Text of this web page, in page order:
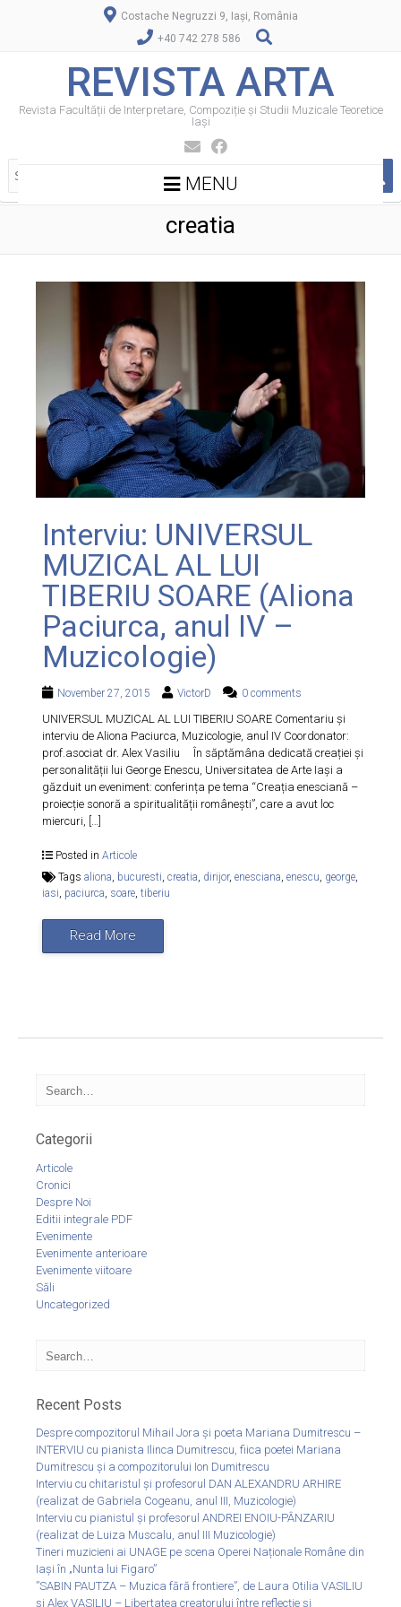
Costache Negruzzi 9, Iași, România
+40 742 278 586
REVISTA ARTA
Revista Facultății de Interpretare, Compoziție și Studii Muzicale Teoretice
Iași
MENU
creatia
Interviu: UNIVERSUL
MUZICAL AL LUI
TIBERIU SOARE (Aliona
Paciurca, anul IV –
Muzicologie)
November 27, 2015 VictorD 0 comments
UNIVERSUL MUZICAL AL LUI TIBERIU SOARE Comentariu și
interviu de Aliona Paciurca, Muzicologie, anul IV Coordonator:
prof.asociat dr. Alex Vasiliu În săptămâna dedicată creației și
personalității lui George Enescu, Universitatea de Arte Iași a
găzduit un eveniment: conferința pe tema “Creația enesciană –
proiecție sonoră a spiritualității românești”, care a avut loc
miercuri, […]
Posted inArticole
Tagsaliona bucuresti ,creatia dirijor,enesciana ,enescu george
iasi paciurca soare ,tiberiu
Read More
Categorii
Articole
Cronici
Despre Noi
Editii integrale PDF
Evenimente
Evenimente anterioare
Evenimente viitoare
Săli
Uncategorized
Recent Posts
Despre compozitorul Mihail Jora și poeta Mariana Dumitrescu –
INTERVIU cu pianista Ilinca Dumitrescu, fiica poetei Mariana
Dumitrescu și a compozitorului Ion Dumitrescu
Interviu cu chitaristul și profesorul DAN ALEXANDRU ARHIRE
(realizat de Gabriela Cogeanu, anul III, Muzicologie)
Interviu cu pianistul și profesorul ANDREI ENOIU-PÂNZARIU
(realizat de Luiza Muscalu, anul III Muzicologie)
Tineri muzicieni ai UNAGE pe scena Operei Naționale Române din
Iași în „Nunta lui Figaro”
”SABIN PAUTZA – Muzica fără frontiere”, de Laura Otilia VASILIU
și Alex VASILIU – Libertatea creatorului între reflecție și